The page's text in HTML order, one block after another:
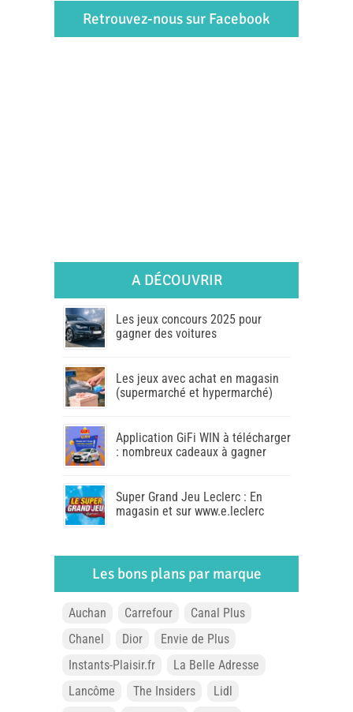
Retrouvez-nous sur Facebook
A DÉCOUVRIR
Les jeux concours 2025 pour
gagner des voitures
Les jeux avec achat en magasin
(supermarché et hypermarché)
Application GiFi WIN à télécharger
: nombreux cadeaux à gagner
Super Grand Jeu Leclerc : En
magasin et sur www.e.leclerc
Les bons plans par marque
Auchan Carrefour
Canal Plus
Chanel
Dior
Envie de Plus
Instants-Plaisir.fr
La Belle Adresse
Lancôme
The Insiders
Lidl